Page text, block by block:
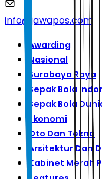
info@jawapos.com
Awarding
Nasional
Surabaya Raya
Sepak Bola
Sepak Bola
Ekonomi
Oto Dan Tekno
Arsitektur Dan
Kabinet Merah